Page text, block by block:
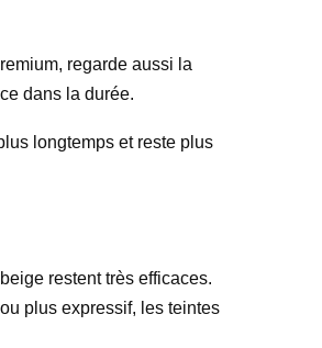
regarde aussi la
dans la durée.
longtemps et reste plus
restent très efficaces.
plus expressif, les teintes